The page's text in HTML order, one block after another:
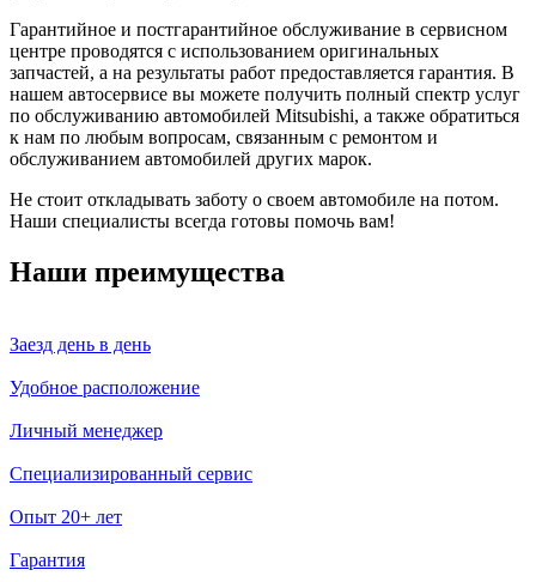
Гарантийное и постгарантийное обслуживание в сервисном
центре проводятся с использованием оригинальных
запчастей, а на результаты работ предоставляется гарантия. В
нашем автосервисе вы можете получить полный спектр услуг
по обслуживанию автомобилей Mitsubishi, а также обратиться
к нам по любым вопросам, связанным с ремонтом и
обслуживанием автомобилей других марок.
Не стоит откладывать заботу о своем автомобиле на потом.
Наши специалисты всегда готовы помочь вам!
Наши преимущества
Заезд день в день
Удобное расположение
Личный менеджер
Специализированный сервис
Опыт 20+ лет
Гарантия